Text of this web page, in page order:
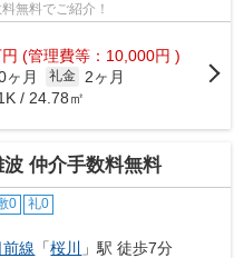
無料でご紹介！
円 (管理費等：10,000円 )
ヶ月 礼金
2ヶ月
/ 24.78㎡
波 仲介手数料無料
0 礼0
線 「桜川
」駅 徒歩7分